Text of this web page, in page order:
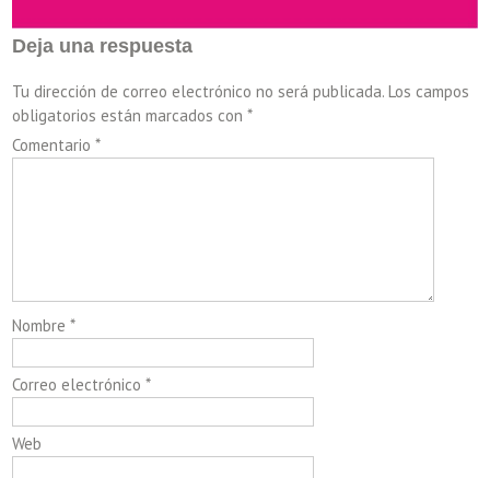
Deja una respuesta
Tu dirección de correo electrónico no será publicada. Los campos
obligatorios están marcados con*
Comentario*
Nombre*
Correo electrónico*
Web